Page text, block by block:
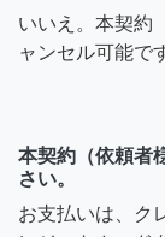
いいえ。本契約
ャンセル可能で
本契約（依頼者
さい。
お支払いは、ク